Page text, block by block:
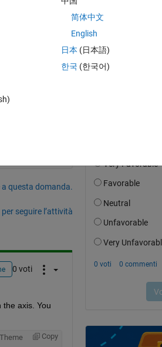
questa domanda.
seguire l’attività
0 voti
axis. You
Theme Copy
il 19 Mar 2020
简体中文
English
日本 (日本語)
한국 (한국어)